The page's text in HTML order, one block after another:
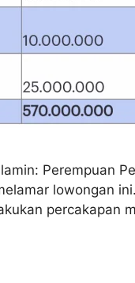
Perempuan
lowongan
percakapan